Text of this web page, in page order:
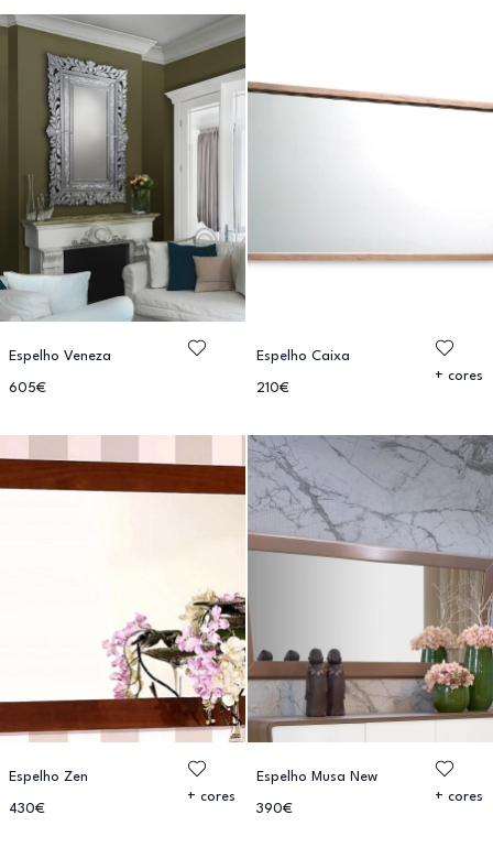
Espelho Veneza
605€
Espelho Caixa
210€
+ cores
Espelho Zen
430€
+ cores
Espelho Musa New
390€
+ cores